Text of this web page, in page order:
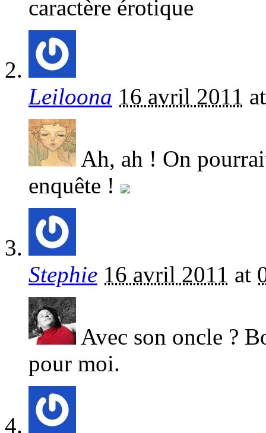
caractère érotique
Leiloona 16 avril 2011
Ah, ah ! On
enquête !
Stephie 16 avril 2011 at
Avec son oncle ?
pour moi.